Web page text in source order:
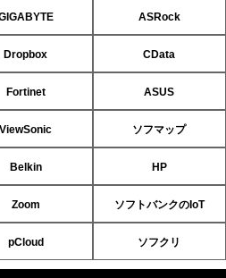
ASRock
Dropbox CData
Fortinet ASUS
ViewSonic ソフマップ
Belkin HP
Zoom ソフトバンクのIoT
pCloud ソフクリ